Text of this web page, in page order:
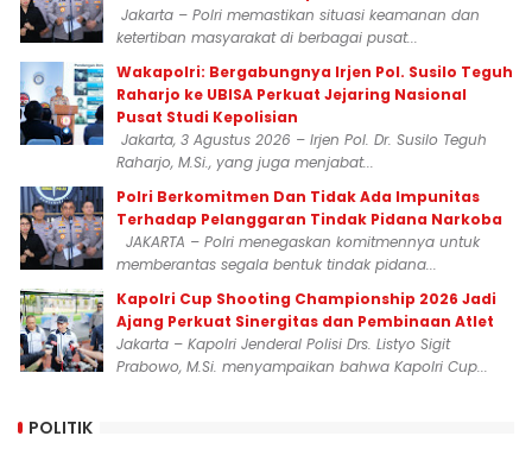
Jakarta – Polri memastikan situasi keamanan dan
ketertiban masyarakat di berbagai pusat...
Wakapolri: Bergabungnya Irjen Pol. Susilo Teguh
Raharjo ke UBISA Perkuat Jejaring Nasional
Pusat Studi Kepolisian
Jakarta, 3 Agustus 2026 – Irjen Pol. Dr. Susilo Teguh
Raharjo, M.Si., yang juga menjabat...
Polri Berkomitmen Dan Tidak Ada Impunitas
Terhadap Pelanggaran Tindak Pidana Narkoba
JAKARTA – Polri menegaskan komitmennya untuk
memberantas segala bentuk tindak pidana...
Kapolri Cup Shooting Championship 2026 Jadi
Ajang Perkuat Sinergitas dan Pembinaan Atlet
Jakarta – Kapolri Jenderal Polisi Drs. Listyo Sigit
Prabowo, M.Si. menyampaikan bahwa Kapolri Cup...
POLITIK